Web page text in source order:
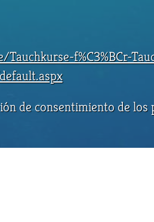
f%C3%BCr-
de consentimiento de los